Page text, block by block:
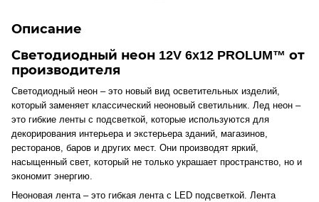
Описание
Светодиодный неон 12V 6x12 PROLUM™ от
производителя
Светодиодный неон – это новый вид осветительных изделий,
который заменяет классический неоновый светильник. Лед неон –
это гибкие ленты с подсветкой, которые используются для
декорирования интерьера и экстерьера зданий, магазинов,
ресторанов, баров и других мест. Они производят яркий,
насыщенный свет, который не только украшает пространство, но и
экономит энергию.
Неоновая лента – это гибкая лента с LED подсветкой. Лента